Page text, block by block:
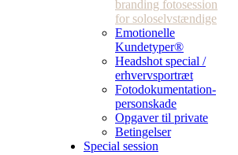
branding fotosession
for soloselvstændige
Emotionelle
Kundetyper®
Headshot special /
erhvervsportræt
Fotodokumentation-
personskade
Opgaver til private
Betingelser
Special session